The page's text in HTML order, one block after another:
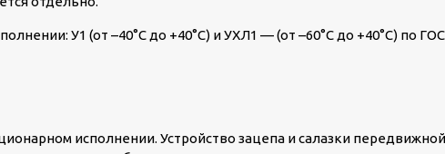
У1 (от –40°C до +40°C) и УХЛ1 — (от –60°C до +40°C) по
исполнении. Устройство зацепа и салазки передвижной